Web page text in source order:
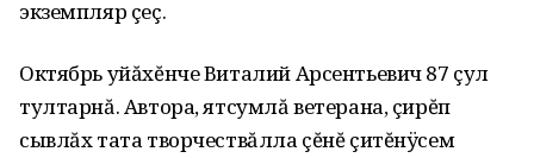
экземпляр çеç.
Октябрь уйăхĕнче Виталий Арсентьевич 87 çул
тултарнă. Автора, ятсумлă ветерана, çирĕп
сывлăх тата творчествăлла çĕнĕ çитĕнÿсем